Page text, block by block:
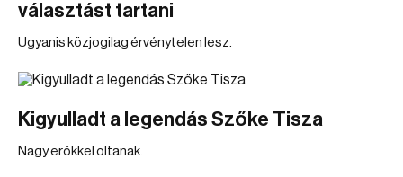
választást tartani
Ugyanis közjogilag érvénytelen lesz.
Kigyulladt a legendás Szőke Tisza
Nagy erőkkel oltanak.